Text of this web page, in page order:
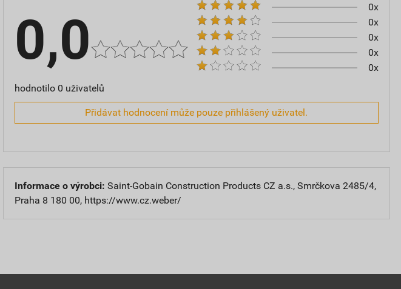
0,0
hodnotilo 0 uživatelů
0x
0x
0x
0x
0x
Přidávat hodnocení může pouze přihlášený uživatel.
Informace o výrobci: Saint-Gobain Construction Products CZ a.s., Smrčkova 2485/4,
Praha 8 180 00, https://www.cz.weber/